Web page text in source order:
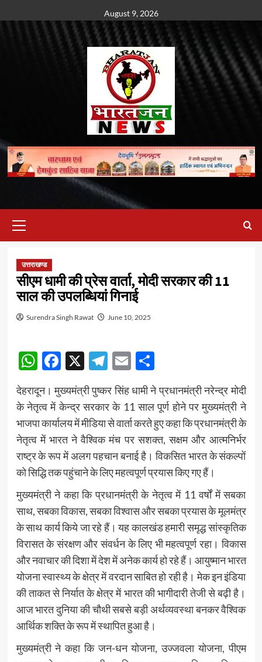
to
August 9, 2026
Menu
उत्तराखण्ड
सीएम धामी की प्रेस वार्ता, मोदी सरकार की 11
साल की उपलब्धियां गिनाई
Surendra Singh Rawat June 10, 2025
WhatsApp
Facebook
X Telegram
EmailShare
देहरादून। मुख्यमंत्री पुष्कर सिंह धामी ने प्रधानमंत्री नरेन्द्र मोदी
के नेतृत्व में केन्द्र सरकार के 11 साल पूर्ण होने पर मुख्यमंत्री ने
भाजपा कार्यालय में मीडिया से वार्ता करते हुए कहा कि प्रधानमंत्री के
नेतृत्व में भारत ने वैश्विक मंच पर सशक्त, सक्षम और आत्मनिर्भर
राष्ट्र के रूप में अलग पहचान बनाई है। विकसित भारत के संकल्पों
को सिद्धि तक पहुंचाने के लिए महत्वपूर्ण प्रयास किए गए हैं।
मुख्यमंत्री ने कहा कि प्रधानमंत्री के नेतृत्व में 11 वर्षों में सबका
साथ, सबका विकास, सबका विश्वास और सबका प्रयास के मूलमंत्र
के साथ कार्य किये जा रहे हैं। यह कालखंड हमारी समृद्ध सांस्कृतिक
विरासत के संरक्षण और संवर्धन के लिए भी महत्वपूर्ण रहा। विकास
और नवाचार की दिशा में देश में अनेक कार्य हो रहे हैं। आयुष्मान भारत
योजना स्वास्थ्य के क्षेत्र में वरदान साबित हो रही है। मेक इन इंडिया
की ताकत से निर्यात के क्षेत्र में भारत की भागीदारी तेजी से बढ़ी है।
आज भारत दुनिया की चौथी सबसे बड़ी अर्थव्यवस्था बनकर वैश्विक
आर्थिक शक्ति के रूप में स्थापित हुआ है।
मुख्यमंत्री ने कहा कि जन-धन योजना, उज्जवला योजना, पीएम